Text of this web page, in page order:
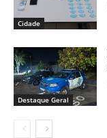
Cidade
Destaque Geral